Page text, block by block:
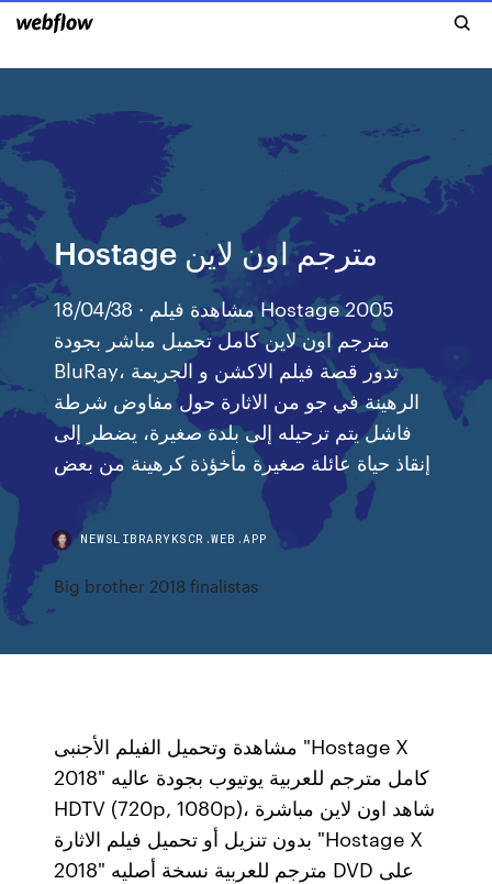
Hostage مترجم اون لاين
18/04/38 · مشاهدة فيلم Hostage 2005
مترجم اون لاين كامل تحميل مباشر بجودة
BluRay، تدور قصة فيلم الاكشن و الجريمة
الرهينة في جو من الاثارة حول مفاوض شرطة
فاشل يتم ترحيله إلى بلدة صغيرة، يضطر إلى
إنقاذ حياة عائلة صغيرة مأخؤذة كرهينة من بعض
NEWSLIBRARYKSCR.WEB.APP
Big brother 2018 finalistas
مشاهدة وتحميل الفيلم الأجنبى "Hostage X
2018" كامل مترجم للعربية يوتيوب بجودة عاليه
HDTV (720p, 1080p)، شاهد اون لاين مباشرة
بدون تنزيل أو تحميل فيلم الاثارة "Hostage X
2018" مترجم للعربية نسخة أصليه DVD على